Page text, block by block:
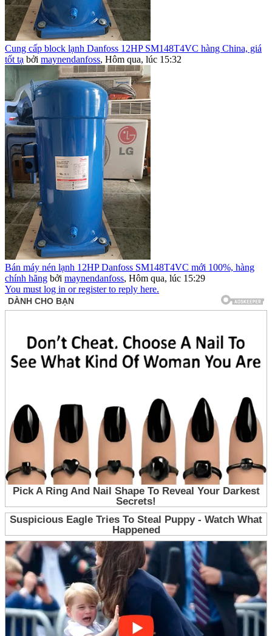
Cung cấp block lạnh Danfoss 12HP SM148T4VC hàng China, giá
tốt tạ bởi maynendanfoss, Hôm qua, lúc 15:32
Bán máy nén lạnh 12HP Danfoss SM148T4VC mới 100%, hàng
chính hãng bởi maynendanfoss, Hôm qua, lúc 15:29
You must log in or register to reply here.